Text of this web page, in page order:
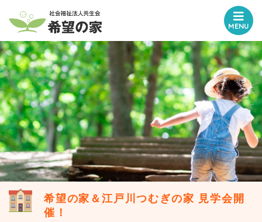
MENU
希望の家＆江戸川つむぎの家 見学会開
催！